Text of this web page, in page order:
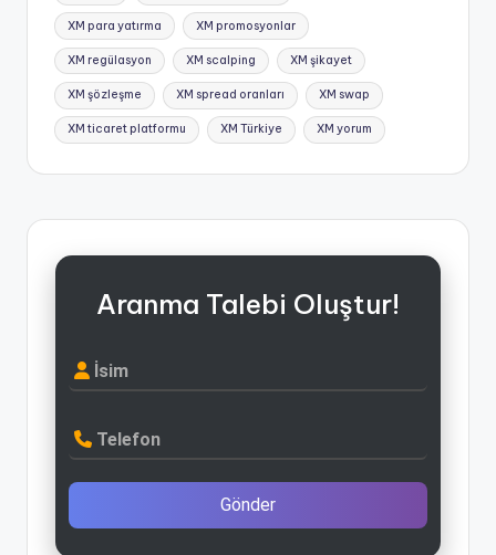
XM para yatırma XM promosyonlar
XM regülasyon XM scalping XM şikayet
XM şözleşme XM spread oranları XM swap
XM ticaret platformu XM Türkiye XM yorum
Aranma Talebi Oluştur!
İsim
Telefon
Gönder